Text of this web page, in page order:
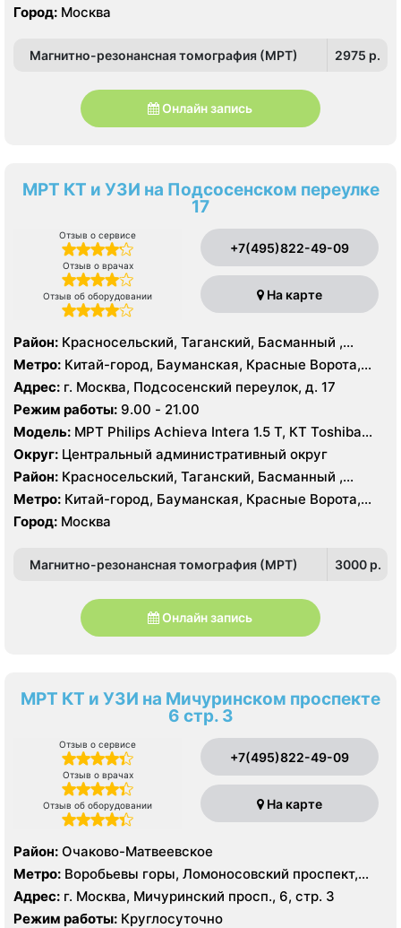
Город: Москва
Магнитно-резонансная томография (МРТ) 2975 p.
Онлайн запись
МРТ КТ и УЗИ на Подсосенском переулке
17
Отзыв о сервисе
Отзыв о врачах
Отзыв об оборудовании
+7(495)822-49-09
На карте
Район: Красносельский, Таганский, Басманный ,
Тверской
Метро: Китай-город, Бауманская, Красные Ворота,
Кузнецкий мост, Курская, Лубянка, Площадь Ильича,
Сретенский бульвар, Таганская, Чкаловская
Адрес: г. Москва, Подсосенский переулок, д. 17
Режим работы: 9.00 - 21.00
Модель: МРТ Philips Achieva Intera 1.5 T, КТ Toshiba
Aquilion CXL 128 срезов, УЗИ
Округ: Центральный административный округ
Район: Красносельский, Таганский, Басманный ,
Тверской
Метро: Китай-город, Бауманская, Красные Ворота,
Кузнецкий мост, Курская, Лубянка, Площадь Ильича,
Сретенский бульвар, Таганская, Чкаловская
Город: Москва
Магнитно-резонансная томография (МРТ) 3000 p.
Онлайн запись
МРТ КТ и УЗИ на Мичуринском проспекте
6 стр. 3
Отзыв о сервисе
Отзыв о врачах
Отзыв об оборудовании
+7(495)822-49-09
На карте
Район: Очаково-Матвеевское
Метро: Воробьевы горы, Ломоносовский проспект,
Раменки
Адрес: г. Москва, Мичуринский просп., 6, стр. 3
Режим работы: Круглосуточно